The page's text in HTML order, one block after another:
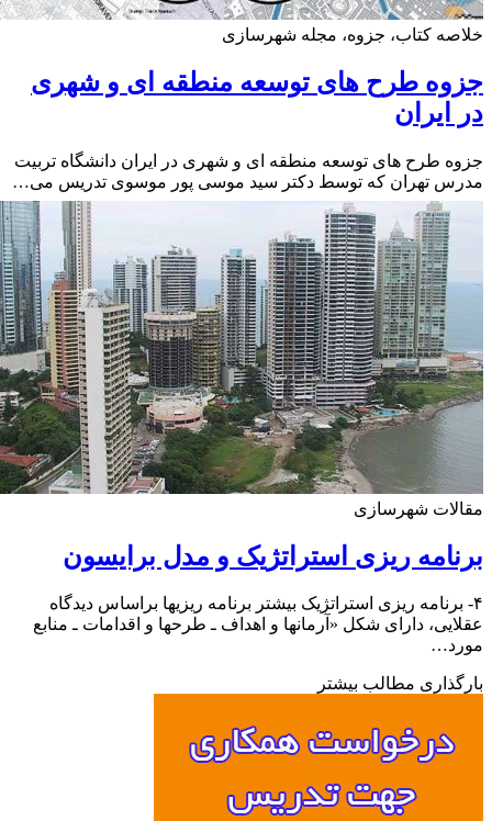
کتاب، جزوه، مجله شهرسازی
طرح های توسعه منطقه ای و شهری
طرح های توسعه منطقه ای و شهری در ایران دانشگاه تربیت
تهران که توسط دکتر سید موسی پور موسوی تدریس می…
شهرسازی
ریزی استراتژیک و مدل برایسون
ریزی استراتژیک بیشتر برنامه ریزیها براساس دیدگاه
دارای شکل «آرمانها و اهداف ـ طرحها و اقدامات ـ منابع
مطالب بیشتر